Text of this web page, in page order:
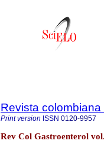
Revista
Print version ISSN 0120-9957
Rev Col Gastroenterol